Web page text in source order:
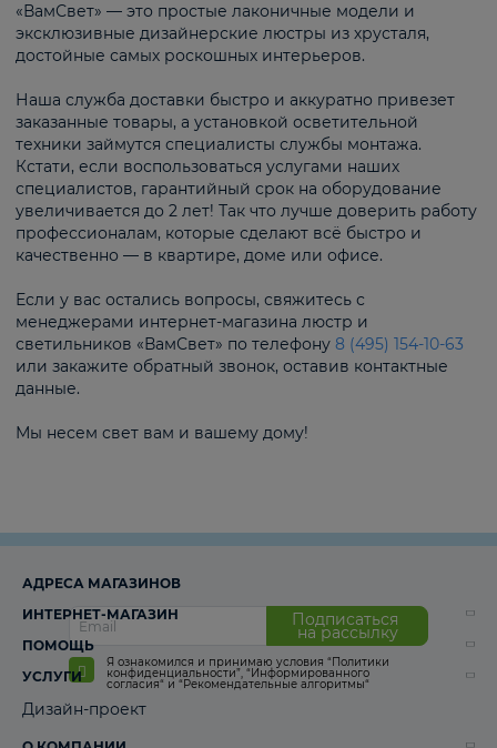
«ВамСвет» — это простые лаконичные модели и
эксклюзивные дизайнерские люстры из хрусталя,
достойные самых роскошных интерьеров.
Наша служба доставки быстро и аккуратно привезет
заказанные товары, а установкой осветительной
техники займутся специалисты службы монтажа.
Кстати, если воспользоваться услугами наших
специалистов, гарантийный срок на оборудование
увеличивается до 2 лет! Так что лучше доверить работу
профессионалам, которые сделают всё быстро и
качественно — в квартире, доме или офисе.
Если у вас остались вопросы, свяжитесь с
менеджерами интернет-магазина люстр и
светильников «ВамСвет» по телефону 8 (495) 154-10-63
или закажите обратный звонок, оставив контактные
данные.
Мы несем свет вам и вашему дому!
Подписаться
на рассылку
Я ознакомился и принимаю условия “Политики
конфиденциальности”, “Информированного
согласия“ и “Рекомендательные алгоритмы“
АДРЕСА МАГАЗИНОВ
ИНТЕРНЕТ-МАГАЗИН
ПОМОЩЬ
УСЛУГИ
Дизайн-проект